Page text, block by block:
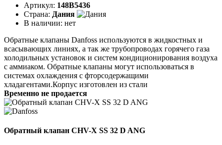
Артикул: 148B5436
Страна: Дания
В наличии: нет
Обратные клапаны Danfoss используются в жидкостных и
всасывающих линиях, а так же трубопроводах горячего газа
холодильных установок и систем кондиционирования воздуха
с аммиаком. Обратные клапаны могут использоваться в
системах охлаждения с фторсодержащими
хладагентами.Корпус изготовлен из стали
Временно не продается
Обратный клапан CHV-X SS 32 D ANG